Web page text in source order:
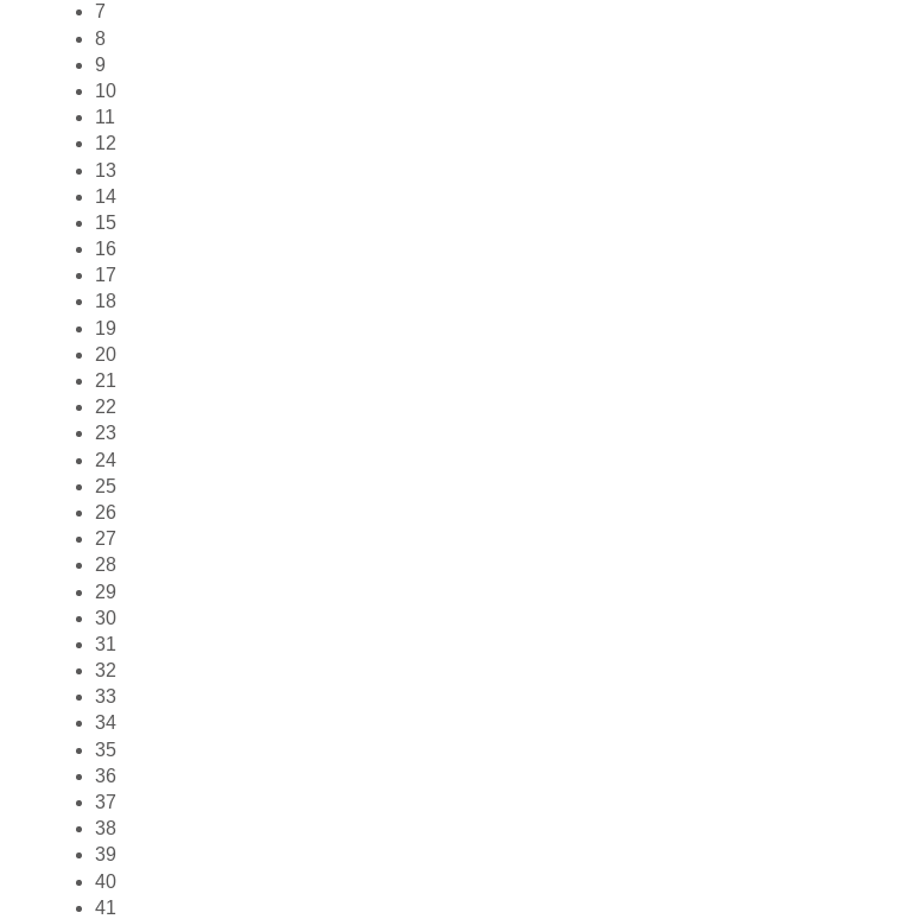
7
8
9
10
11
12
13
14
15
16
17
18
19
20
21
22
23
24
25
26
27
28
29
30
31
32
33
34
35
36
37
38
39
40
41